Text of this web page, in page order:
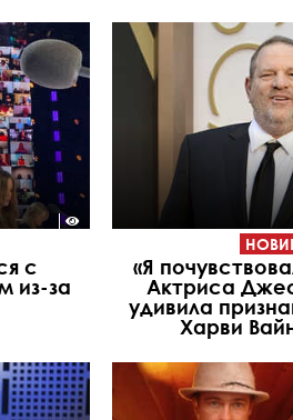
с
из-за
«Я
Актриса
удивила
Харви